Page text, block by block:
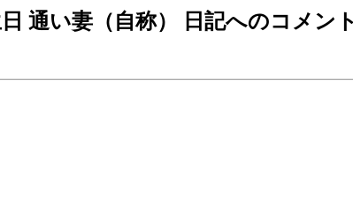
通い妻（自称） 日記へのコメント